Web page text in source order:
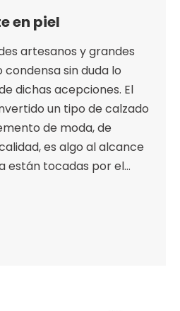
en piel
artesanos y grandes
sin duda lo
dichas acepciones. El
un tipo de calzado
de moda, de
es algo al alcance
están tocadas por el…